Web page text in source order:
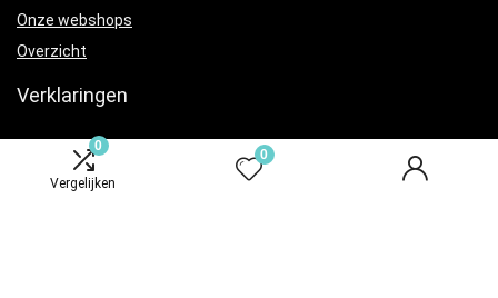
0
Vergelijken
0
Onze webshops
Overzicht
Verklaringen
Privacybeleid
algemene voorwaarden